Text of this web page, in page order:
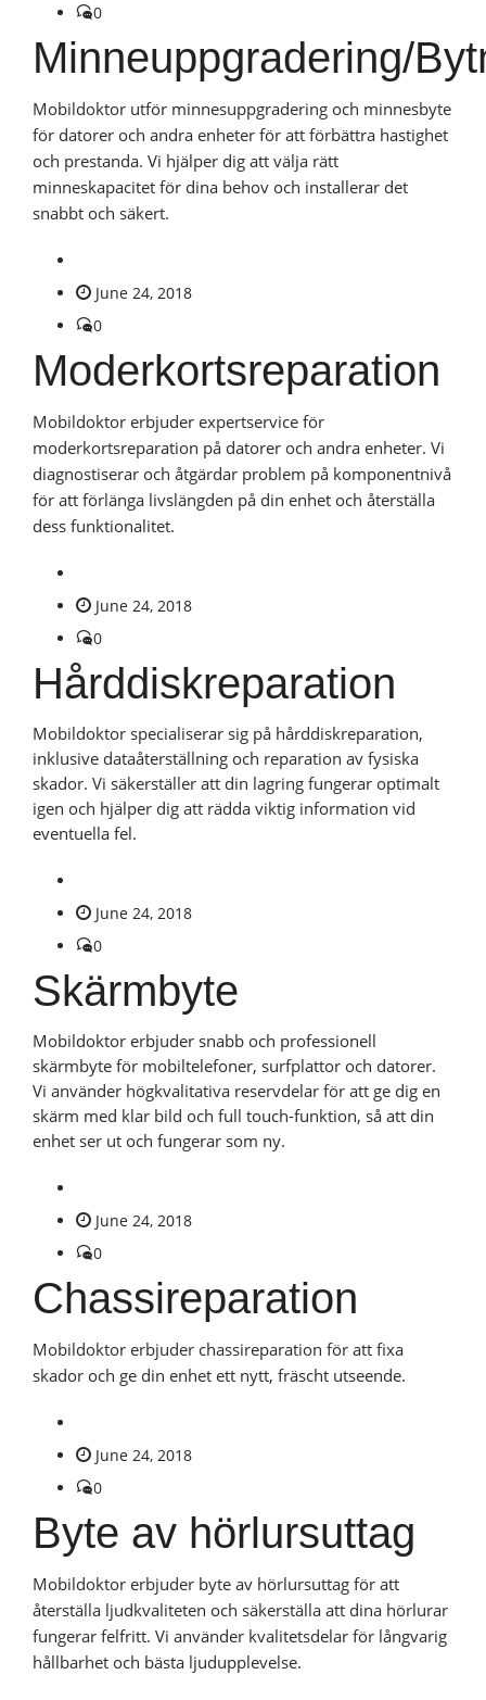
0
Minneuppgradering/
Mobildoktor utför minnesuppgradering och minnesbyte
för datorer och andra enheter för att förbättra hastighet
och prestanda. Vi hjälper dig att välja rätt
minneskapacitet för dina behov och installerar det
snabbt och säkert.
June 24, 2018
0
Moderkortsreparation
Mobildoktor erbjuder expertservice för
moderkortsreparation på datorer och andra enheter. Vi
diagnostiserar och åtgärdar problem på komponentnivå
för att förlänga livslängden på din enhet och återställa
dess funktionalitet.
June 24, 2018
0
Hårddiskreparation
Mobildoktor specialiserar sig på hårddiskreparation,
inklusive dataåterställning och reparation av fysiska
skador. Vi säkerställer att din lagring fungerar optimalt
igen och hjälper dig att rädda viktig information vid
eventuella fel.
June 24, 2018
0
Skärmbyte
Mobildoktor erbjuder snabb och professionell
skärmbyte för mobiltelefoner, surfplattor och datorer.
Vi använder högkvalitativa reservdelar för att ge dig en
skärm med klar bild och full touch-funktion, så att din
enhet ser ut och fungerar som ny.
June 24, 2018
0
Chassireparation
Mobildoktor erbjuder chassireparation för att fixa
skador och ge din enhet ett nytt, fräscht utseende.
June 24, 2018
0
Byte av hörlursuttag
Mobildoktor erbjuder byte av hörlursuttag för att
återställa ljudkvaliteten och säkerställa att dina hörlurar
fungerar felfritt. Vi använder kvalitetsdelar för långvarig
hållbarhet och bästa ljudupplevelse.